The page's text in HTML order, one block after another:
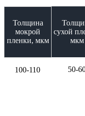
Толщина
мокрой
пленки, мкм
сухой
мкм
100-110 50-